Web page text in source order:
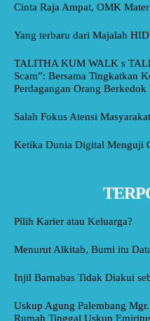
Cinta Raja Ampat, OMK
Yang terbaru dari Majalah
TALITHA KUM WALK s
Scam”: Bersama Tingkatkan
Perdagangan Orang
Salah Fokus Atensi
Ketika Dunia Digital Menguji
Pilih Karier atau Keluarga?
Menurut Alkitab, Bumi itu
Injil Barnabas Tidak Diakui
Uskup Agung Palembang
Rumah Tinggal Uskup